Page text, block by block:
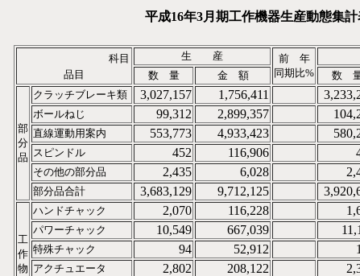
平成16年3月期工作機器生産動態集計
科目
品目
生 産
前 年
同期比%
数 量 金 額 数
部
分
品
クラッチブレーキ類 3,027,157 1,756,411
ボールねじ 99,312 2,899,357
直線運動用案内 553,773 4,933,423
スピンドル 452 116,906
その他の部分品 2,435 6,028
部分品合計 3,683,129 9,712,125
工
作
物
ハンドチャック 2,070 116,228
パワーチャック 10,549 667,039
特殊チャック 94 52,912
アクチュエータ 2,802 208,122